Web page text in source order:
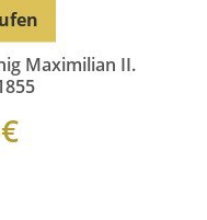
Maximilian II.